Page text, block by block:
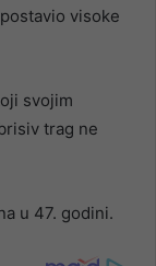
visoke
svojim
trag ne
u 47. godini.